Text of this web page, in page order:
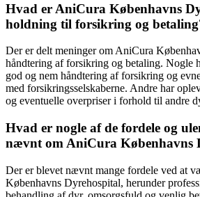
Hvad er AniCura Københavns
holdning til forsikring og
Der er delt meninger om AniCura
håndtering af forsikring og betaling. Nogle
god og nem håndtering af forsikring og
med forsikringsselskaberne. Andre har
og eventuelle overpriser i forhold til andre
Hvad er nogle af de fordele og
nævnt om AniCura Københavns
Der er blevet nævnt mange fordele ved at
Københavns Dyrehospital, herunder